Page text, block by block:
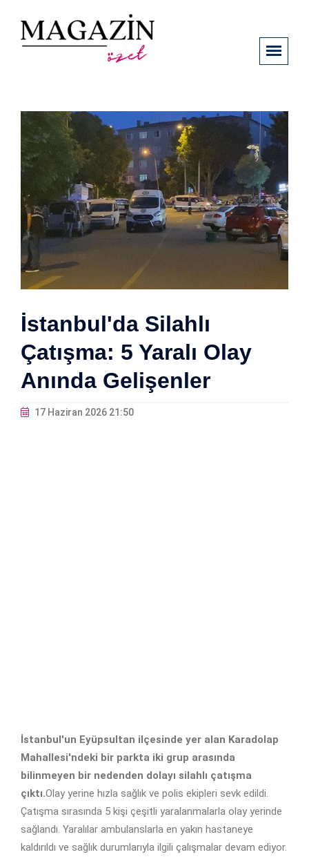
İstanbul'da Silahlı
Çatışma: 5 Yaralı Olay
Anında Gelişenler
17 Haziran 2026 21:50
İstanbul'un Eyüpsultan ilçesinde yer alan Karadolap
Mahallesi'ndeki bir parkta iki grup arasında
bilinmeyen bir nedenden dolayı silahlı çatışma
çıktı.Olay yerine hızla sağlık ve polis ekipleri sevk edildi.
Çatışma sırasında 5 kişi çeşitli yaralanmalarla olay yerinde
sağlandı. Yaralılar ambulanslarla en yakın hastaneye
kaldırıldı ve sağlık durumlarıyla ilgili çalışmalar devam ediyor.